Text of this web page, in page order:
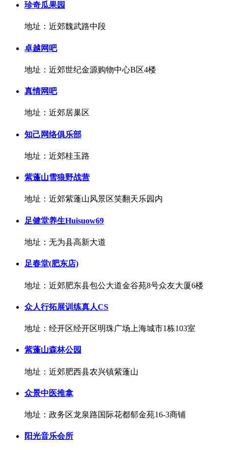
珍奇瓜果园
地址：近郊魏武路中段
卓越网吧
地址：近郊世纪金源购物中心B区4楼
真情网吧
地址：近郊居巢区
知己网络俱乐部
地址：近郊桂玉路
紫蓬山雪狼野战营
地址：近郊紫蓬山风景区笑翻天乐园内
足健堂养生Huisuow69
地址：无为县高新大道
足春堂(肥东店)
地址：近郊肥东县包公大道金谷苑8号众友大厦6楼
众人行拓展训练真人CS
地址：经开区经开区明珠广场上海城市1栋103室
紫蓬山森林公园
地址：近郊肥西县农兴镇紫蓬山
众景中医推拿
地址：政务区龙泉路国际花都郁金苑16-3商铺
阳光音乐会所